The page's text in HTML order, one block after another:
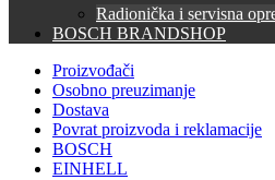
Radionička i servisna
BOSCH BRANDSHOP
Proizvođači
Osobno preuzimanje
Dostava
Povrat proizvoda i reklamacije
BOSCH
EINHELL